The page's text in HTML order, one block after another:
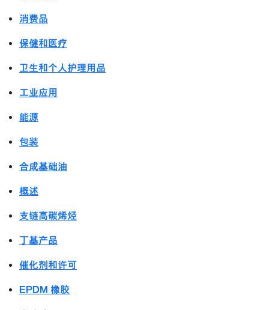
消费品
保健和医疗
卫生和个人护理用品
工业应用
能源
包装
合成基础油
概述
支链高碳烯烃
丁基产品
催化剂和许可
EPDM 橡胶